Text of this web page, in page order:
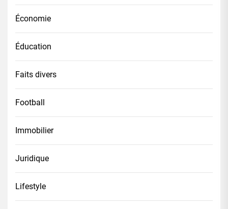
Économie
Éducation
Faits divers
Football
Immobilier
Juridique
Lifestyle